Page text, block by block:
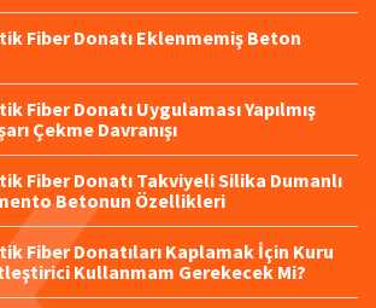
Fiber Donatı Eklenmemiş Beton
Fiber Donatı Uygulaması Yapılmış
Çekme Davranışı
Fiber Donatı Takviyeli Silika Dumanlı
Betonun Özellikleri
Fiber Donatıları Kaplamak İçin Kuru
Kullanmam Gerekecek Mi?